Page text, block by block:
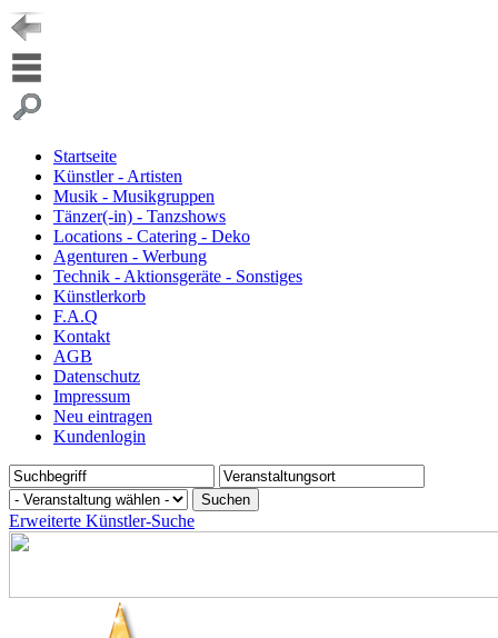
Startseite
Künstler - Artisten
Musik - Musikgruppen
Tänzer(-in) - Tanzshows
Locations - Catering - Deko
Agenturen - Werbung
Technik - Aktionsgeräte - Sonstiges
Künstlerkorb
F.A.Q
Kontakt
AGB
Datenschutz
Impressum
Neu eintragen
Kundenlogin
Erweiterte Künstler-Suche